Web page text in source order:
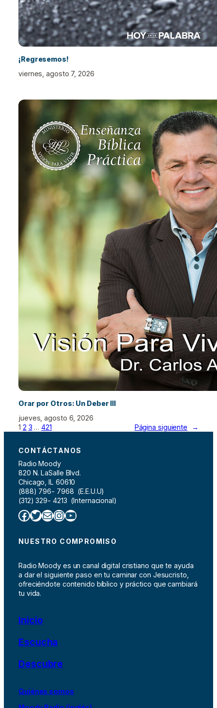
¡Regresemos!
viernes, agosto 7, 2026
Orar por Otros: Un Deber III
jueves, agosto 6, 2026
1 2 3 … 421 Página siguiente →
CONTÁCTANOS
Radio Moody
820 N. LaSalle Blvd.
Chicago, IL 60610
(888) 796- 7968 (E.E.U.U)
(312) 329- 4213 (Internacional)
Facebook Twitter Correo electrónico InstagramYouTube
NUESTRO COMPROMISO
Radio Moody es un canal digital cristiano que te ayuda
a dar el siguiente paso en tu caminar con Jesucristo,
ofreciéndote contenido bíblico y práctico que cambiará
tu vida.
Inicio
Escucha
Descubre
Quiénes somos